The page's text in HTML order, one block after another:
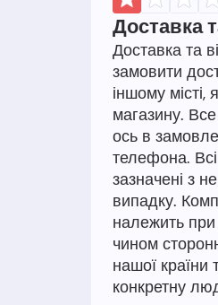
Доставка
Доставка та
замовити
іншому місті,
магазину.
ось в
телефона.
зазначені з
випадку.
належить
чином
нашої
конкретну